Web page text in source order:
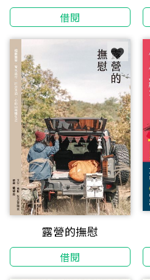
借閱
露營的撫慰
借閱